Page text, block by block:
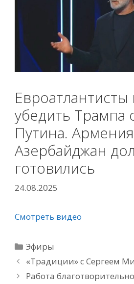
убедить Трампа
Путина.
Азербайджан
готовились
24.08.2025
Смотреть видео
Рубрики
Эфиры
«Традиции» с Сергеем
Работа